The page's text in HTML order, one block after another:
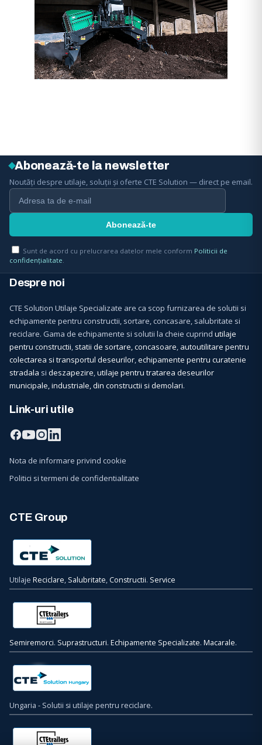
Abonează-te la newsletter
Noutăți despre utilaje, soluții și oferte CTE Solution — direct pe email.
Sunt de acord cu prelucrarea datelor mele conform Politicii de
confidențialitate.
Despre noi
CTE Solution Utilaje Specializate are ca scop furnizarea de solutii si
echipamente pentru constructii, sortare, concasare, salubritate si
reciclare. Gama de echipamente si solutii la cheie cuprind utilaje
pentru constructii, statii de sortare, concasoare, autoutilitare pentru
colectarea si transportul deseurilor,echipamente pentru curatenie
stradala si deszapezire,utilaje pentru tratarea deseurilor
municipale, industriale, din constructii si demolari.
Link-uri utile
Nota de informare privind cookie
Politici si termeni de confidentialitate
CTE Group
Utilaje Reciclare, Salubritate, Constructii. Service
Semiremorci. Suprastructuri. Echipamente Specializate. Macarale.
Ungaria - Solutii si utilaje pentru reciclare.